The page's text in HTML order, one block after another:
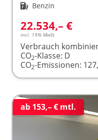
Kraftstoff Benzin
22.534,– €
incl. 19% MwSt.
Verbrauch
CO2-Klasse: D
CO2-Emissionen:
ab 153,– € mtl.